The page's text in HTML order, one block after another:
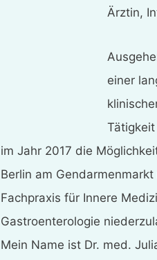
Ärztin,
einer
im Jahr 2017 die
Berlin am
Fachpraxis für Innere
Gastroenterologie
Mein Name ist Dr. med.